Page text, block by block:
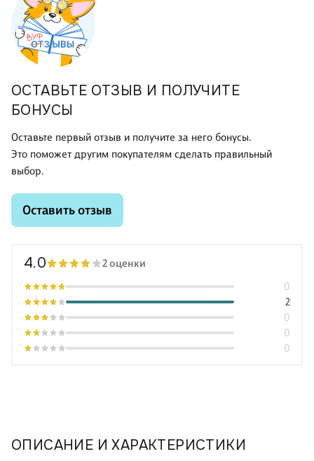
ОПИСАНИЕ И ХАРАКТЕРИСТИКИ
ОСТАВЬТЕ ОТЗЫВ И ПОЛУЧИТЕ
БОНУСЫ
Оставьте первый отзыв и получите за него бонусы.
Это поможет другим покупателям сделать правильный
выбор.
Оставить отзыв
4.0 2 оценки
0
0
0
2
0